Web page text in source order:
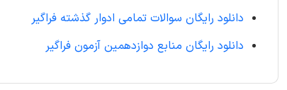
دانلود رایگان سوالات تمامی ادوار گذشته فراگیر
دانلود رایگان منابع دوازدهمین آزمون فراگیر